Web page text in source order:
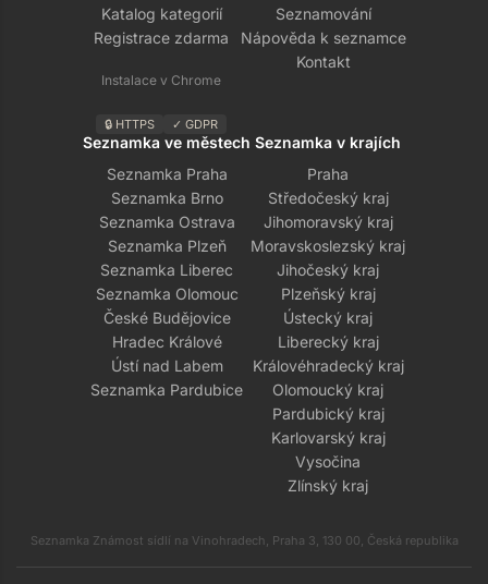
Katalog kategorií
Registrace zdarma
Instalace v Chrome
🔒 HTTPS ✓ GDPR
Seznamování
Nápověda k seznamce
Kontakt
Seznamka ve městech
Seznamka Praha
Seznamka Brno
Seznamka Ostrava
Seznamka Plzeň
Seznamka Liberec
Seznamka Olomouc
České Budějovice
Hradec Králové
Ústí nad Labem
Seznamka Pardubice
Seznamka v krajích
Praha
Středočeský kraj
Jihomoravský kraj
Moravskoslezský kraj
Jihočeský kraj
Plzeňský kraj
Ústecký kraj
Liberecký kraj
Královéhradecký kraj
Olomoucký kraj
Pardubický kraj
Karlovarský kraj
Vysočina
Zlínský kraj
Seznamka Známost sídlí na Vinohradech, Praha 3, 130 00, Česká republika